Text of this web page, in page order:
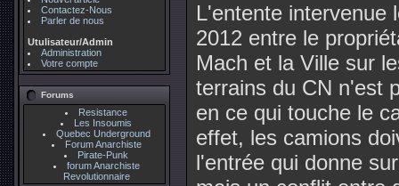
Contactez-Nous
Parler de nous
Utulisateur/Admin
Administration
Votre compte
Forums
Resistance
Les Insoumis
Quebec Underground
Forum Anarchiste
Pirate-Punk
forum Anarchiste
Revolutionnaire
L'entente intervenue
2012 entre le
Mach et la Ville sur
terrains du CN n'est
en ce qui touche le
effet, les camions
l'entrée qui donne